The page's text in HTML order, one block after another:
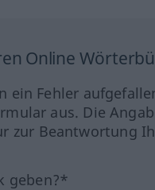
Online
ein Fehler
aus. Die
zur Beantwortung
geben?*